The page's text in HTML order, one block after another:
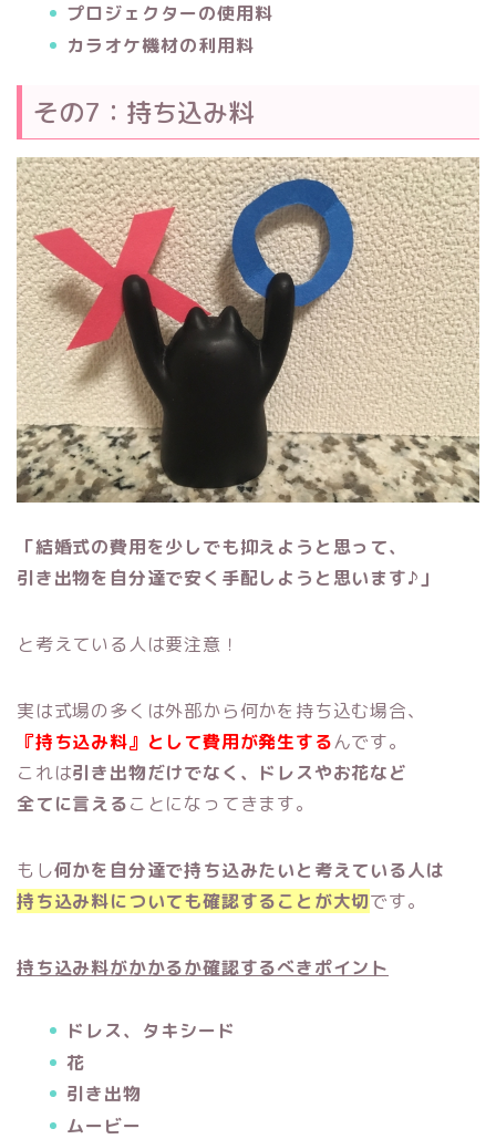
プロジェクターの使用料
カラオケ機材の利用料
その7：持ち込み料
「結婚式の費用を少しでも抑えようと思って、
引き出物を自分達で安く手配しようと思います♪」
と考えている人は要注意！
実は式場の多くは外部から何かを持ち込む場合、
『持ち込み料』として費用が発生するんです。
これは引き出物だけでなく、ドレスやお花など
全てに言えることになってきます。
もし何かを自分達で持ち込みたいと考えている人は
持ち込み料についても確認することが大切です。
持ち込み料がかかるか確認するべきポイント
ドレス、タキシード
花
引き出物
ムービー